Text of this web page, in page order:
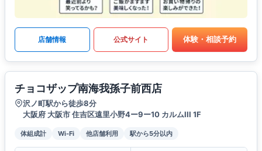
店舗情報 公式サイト 体験・相談予約
チョコザップ南海我孫子前西店
沢ノ町駅から徒歩8分
大阪府 大阪市 住吉区遠里小野4ー9ー10 カルムIII 1F
体組成計 Wi-Fi 他店舗利用 駅から5分以内